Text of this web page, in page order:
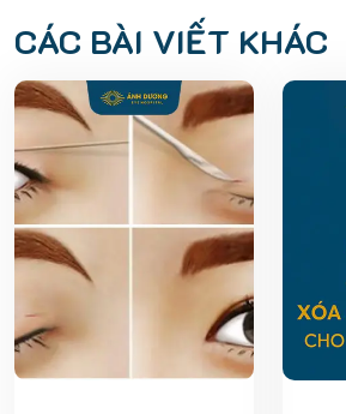
CÁC BÀI VIẾT KHÁC